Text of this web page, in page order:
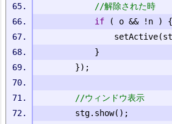
//解除された時
if
( o && ! n )
{
				setActive
(
}
});
//ウィンドウ表示
		stg
. show();